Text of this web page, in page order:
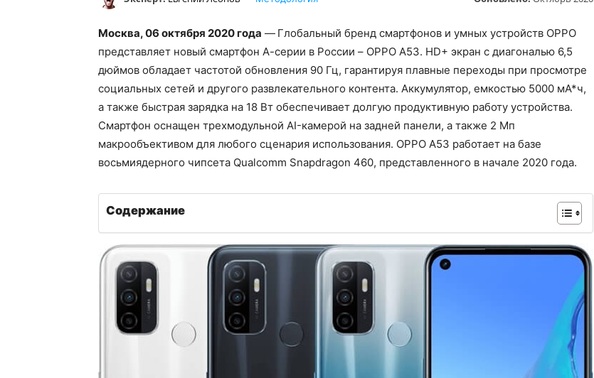
Москва,06 октября 2020 года — Глобальный бренд смартфонов и умных устройств OPPO
представляет новый смартфон А-серии в России – OPPO А53. HD+ экран с диагональю 6,5
дюймов обладает частотой обновления 90 Гц, гарантируя плавные переходы при просмотре
социальных сетей и другого развлекательного контента. Аккумулятор, емкостью 5000 мА*ч,
а также быстрая зарядка на 18 Вт обеспечивает долгую продуктивную работу устройства.
Смартфон оснащен трехмодульной AI-камерой на задней панели, а также 2 Мп
макрообъективом для любого сценария использования. OPPO A53 работает на базе
восьмиядерного чипсета Qualcomm Snapdragon 460, представленного в начале 2020 года.
Содержание